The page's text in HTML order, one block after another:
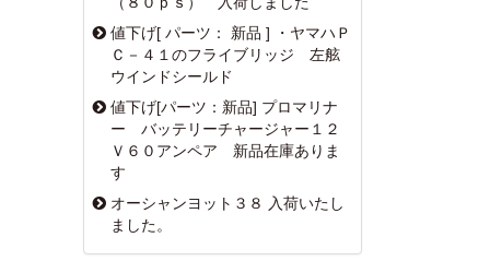
値下げ[ パーツ： 新品 ] ・ヤマハＰ
Ｃ－４１のフライブリッジ 左舷
ウインドシールド
値下げ[パーツ：新品] プロマリナ
ー バッテリーチャージャー１２
Ｖ６０アンペア 新品在庫ありま
す
オーシャンヨット３８ 入荷いたし
ました。